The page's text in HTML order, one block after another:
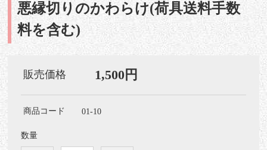
悪縁切りのかわらけ(荷具送料手数
料を含む)
販売価格 1,500円
商品コード 01-10
数量